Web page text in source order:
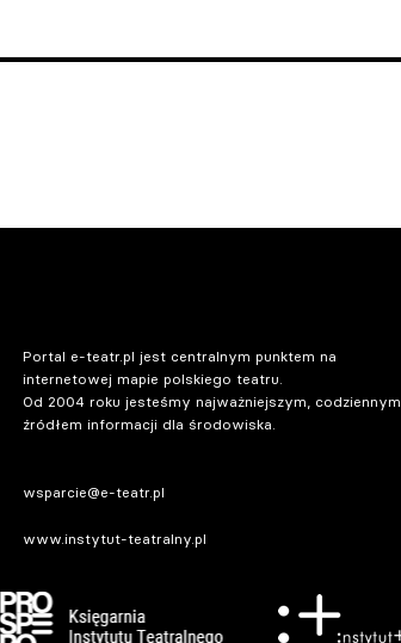
Portal e-teatr.pl jest centralnym punktem na
internetowej mapie polskiego teatru.
Od 2004 roku jesteśmy najważniejszym, codziennym
źródłem informacji dla środowiska.
wsparcie@e-teatr.pl
www.instytut-teatralny.pl